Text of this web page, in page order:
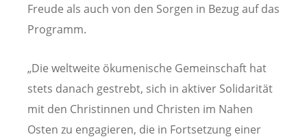
Freude als auch von den Sorgen in Bezug auf das
Programm.
„Die weltweite ökumenische Gemeinschaft hat
stets danach gestrebt, sich in aktiver Solidarität
mit den Christinnen und Christen im Nahen
Osten zu engagieren, die in Fortsetzung einer